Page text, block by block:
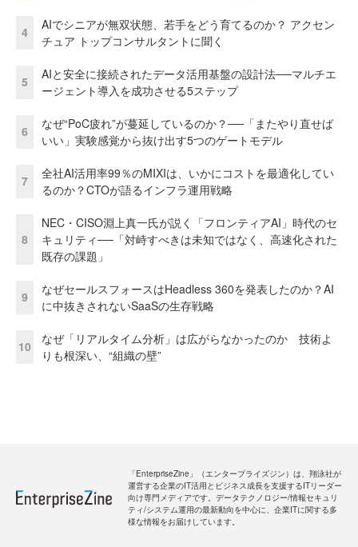
4
AIでシニアが無双状態、若手をどう育てるのか？ アクセン
チュア トップコンサルタントに聞く
5
AIと安全に接続されたデータ活用基盤の設計法──マルチエ
ージェント導入を成功させる5ステップ
6
なぜ“PoC疲れ”が蔓延しているのか？──「またやり直せば
いい」実験感覚から抜け出す5つのゲートモデル
7
全社AI活用率99％のMIXIは、いかにコストを最適化してい
るのか？CTOが語るインフラ運用戦略
8
NEC・CISO淵上真一氏が説く「フロンティアAI」時代のセ
キュリティ──「対峙すべきは未知ではなく、高速化された
既存の課題」
9
なぜセールスフォースはHeadless 360を発表したのか？AI
に中抜きされないSaaSの生存戦略
10
なぜ「リアルタイム分析」は広がらなかったのか 技術よ
りも根深い、“組織の壁”
「EnterpriseZine」（エンタープライズジン）は、翔泳社が
運営する企業のIT活用とビジネス成長を支援するITリーダー
向け専門メディアです。データテクノロジー/情報セキュリ
ティ/システム運用の最新動向を中心に、企業ITに関する多
様な情報をお届けしています。